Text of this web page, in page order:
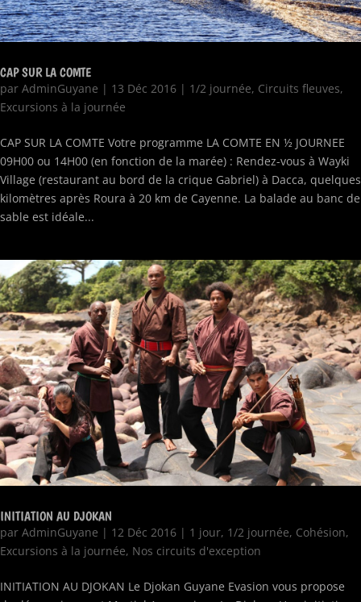
CAP SUR LA COMTE
par AdminGuyane | 13 Déc 2016 | 1/2 journée, Circuits fleuves,
Excursions à la journée
CAP SUR LA COMTE Votre programme LA COMTE EN ½ JOURNEE
09H00 ou 14H00 (en fonction de la marée) : Rendez-vous à Wayki
Village (restaurant au bord de la crique Gabriel) à Dacca, quelques
kilomètres après Roura à 20 km de Cayenne. La balade au banc de
sable est idéale...
INITIATION AU DJOKAN
par AdminGuyane | 12 Déc 2016 | 1 jour, 1/2 journée, Cohésion,
Excursions à la journée, Nos circuits d'exception
INITIATION AU DJOKAN Le Djokan Guyane Evasion vous propose